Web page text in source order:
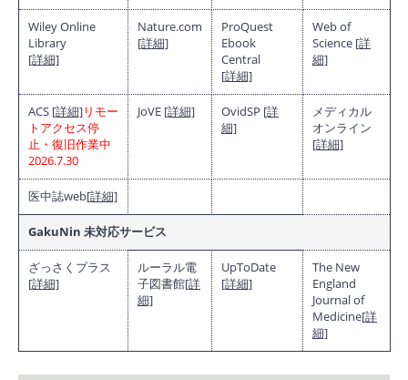
Wiley Online
Library
[詳細]
Nature.com
[詳細]
ProQuest
Ebook
Central
[詳細]
Web of
Science [詳
細]
ACS [詳細]リモー
トアクセス停
止・復旧作業中
2026.7.30
JoVE [詳細] OvidSP [詳
細]
メディカル
オンライン
[詳細]
医中誌web[詳細]
GakuNin 未対応サービス
ざっさくプラス
[詳細]
ルーラル電
子図書館[詳
細]
UpToDate
[詳細]
The New
England
Journal of
Medicine[詳
細]